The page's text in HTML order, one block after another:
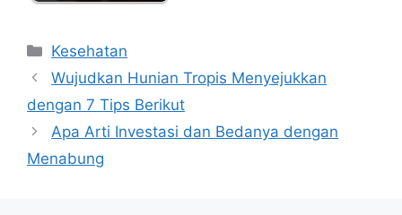
Kategori
Kesehatan
Wujudkan Hunian Tropis Menyejukkan
dengan 7 Tips Berikut
Apa Arti Investasi dan Bedanya dengan
Menabung